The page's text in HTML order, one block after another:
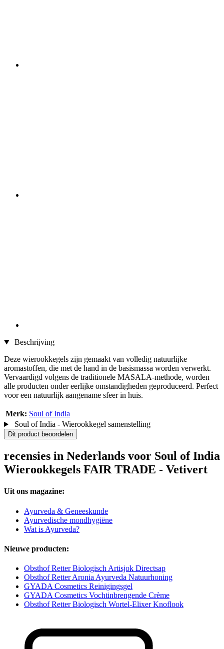
Beschrijving
Deze wierookkegels zijn gemaakt van volledig natuurlijke
aromastoffen, die met de hand in de basismassa worden verwerkt.
Vervaardigd volgens de traditionele MASALA-methode, worden
alle producten onder eerlijke omstandigheden geproduceerd. Perfect
voor een natuurlijk aangename sfeer in huis.
Merk: Soul of India
Soul of India - Wierookkegel samenstelling
Dit product beoordelen
recensies in Nederlands voor Soul of India
Wierookkegels FAIR TRADE - Vetivert
Uit ons magazine:
Ayurveda & Geneeskunde
Ayurvedische mondhygiëne
Wat is Ayurveda?
Nieuwe producten:
Obsthof Retter Biologisch Artisjok Directsap
Obsthof Retter Aronia Ayurveda Natuurhoning
GYADA Cosmetics Reinigingsgel
GYADA Cosmetics Vochtinbrengende Crème
Obsthof Retter Biologisch Wortel-Elixer Knoflook